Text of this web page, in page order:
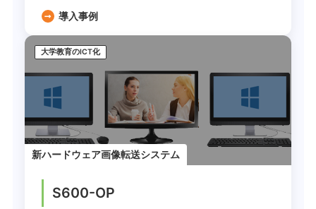
導入事例
大学教育のICT化
新ハードウェア画像転送システム
S600-OP